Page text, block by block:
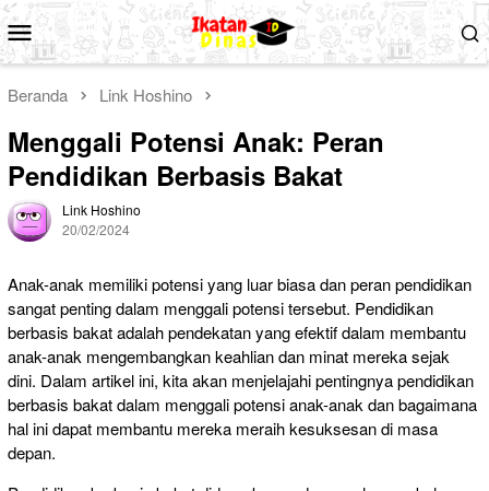
Loncat
ke
konten
Menu
Mobile
Beranda Link Hoshino
Menggali Potensi Anak: Peran
Pendidikan Berbasis Bakat
Link Hoshino
20/02/2024
Anak-anak memiliki potensi yang luar biasa dan peran pendidikan
sangat penting dalam menggali potensi tersebut. Pendidikan
berbasis bakat adalah pendekatan yang efektif dalam membantu
anak-anak mengembangkan keahlian dan minat mereka sejak
dini. Dalam artikel ini, kita akan menjelajahi pentingnya pendidikan
berbasis bakat dalam menggali potensi anak-anak dan bagaimana
hal ini dapat membantu mereka meraih kesuksesan di masa
depan.